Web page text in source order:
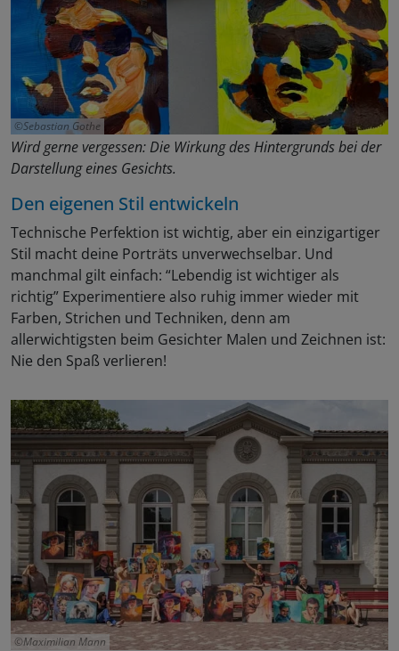
Sebastian Gothe
Wird gerne vergessen: Die Wirkung des Hintergrunds bei der
Darstellung eines Gesichts.
Den eigenen Stil entwickeln
Technische Perfektion ist wichtig, aber ein einzigartiger
Stil macht deine Porträts unverwechselbar. Und
manchmal gilt einfach: “Lebendig ist wichtiger als
richtig” Experimentiere also ruhig immer wieder mit
Farben, Strichen und Techniken, denn am
allerwichtigsten beim Gesichter Malen und Zeichnen ist:
Nie den Spaß verlieren!
Maximilian Mann